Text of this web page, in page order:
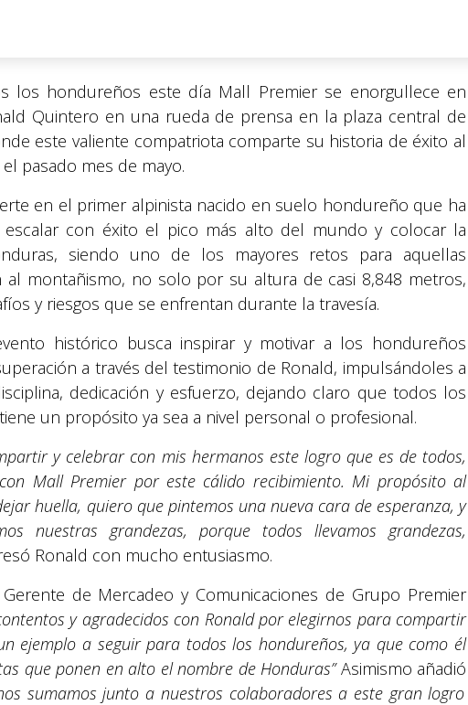
los hondureños este día Mall Premier se enorgullece en
Quintero en una rueda de prensa en la plaza central de
este valiente compatriota comparte su historia de éxito al
pasado mes de mayo.
en el primer alpinista nacido en suelo hondureño que ha
escalar con éxito el pico más alto del mundo y colocar la
siendo uno de los mayores retos para aquellas
al montañismo, no solo por su altura de casi 8,848 metros,
y riesgos que se enfrentan durante la travesía.
histórico busca inspirar y motivar a los hondureños
a través del testimonio de Ronald, impulsándoles a
dedicación y esfuerzo, dejando claro que todos los
un propósito ya sea a nivel personal o profesional.
y celebrar con mis hermanos este logro que es de todos,
Mall Premier por este cálido recibimiento. Mi propósito al
huella, quiero que pintemos una nueva cara de esperanza, y
nuestras grandezas, porque todos llevamos grandezas,
Ronald con mucho entusiasmo.
de Mercadeo y Comunicaciones de Grupo Premier
y agradecidos con Ronald por elegirnos para compartir
ejemplo a seguir para todos los hondureños, ya que como él
que ponen en alto el nombre de Honduras”Asimismo añadió
sumamos junto a nuestros colaboradores a este gran logro
Suyapa Medios, es una multiplataforma de
comunicación católica en Honduras,
promovida por la Fundación para la Educación
y la Comunicación Social.